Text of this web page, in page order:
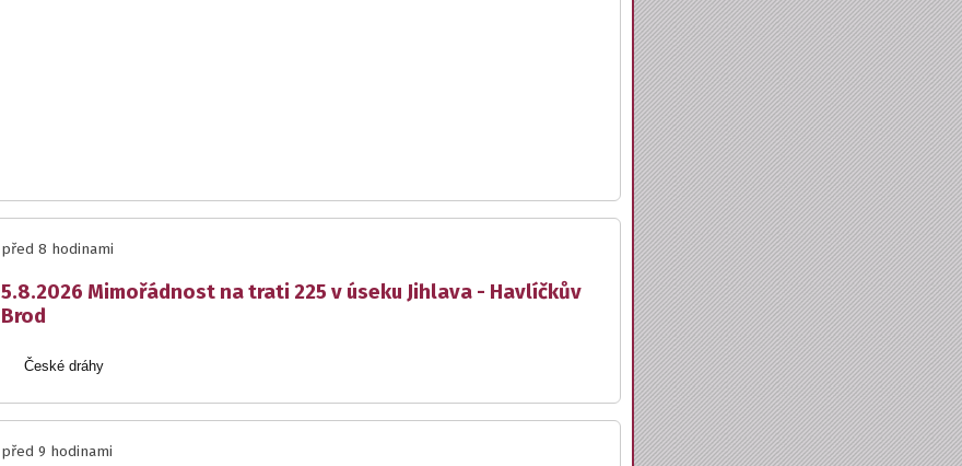
před 8 hodinami
5.8.2026 Mimořádnost na trati 225 v úseku Jihlava - Havlíčkův
Brod
České dráhy
před 9 hodinami